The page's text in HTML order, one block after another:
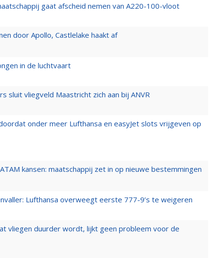
gaat afscheid nemen van A220-100-vloot
door Apollo, Castlelake haakt af
in de luchtvaart
sluit vliegveld Maastricht zich aan bij ANVR
onder meer Lufthansa en easyJet slots vrijgeven op
kansen: maatschappij zet in op nieuwe bestemmingen
Lufthansa overweegt eerste 777-9’s te weigeren
vliegen duurder wordt, lijkt geen probleem voor de